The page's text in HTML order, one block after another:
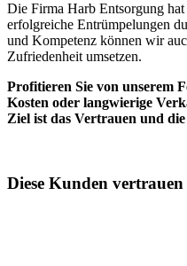
Die Firma Harb Entsorgung
erfolgreiche Entrümpelungen
und Kompetenz können wir
Zufriedenheit umsetzen.
Profitieren Sie von unserem
Kosten oder langwierige
Ziel ist das Vertrauen und
Diese Kunden vertrauen